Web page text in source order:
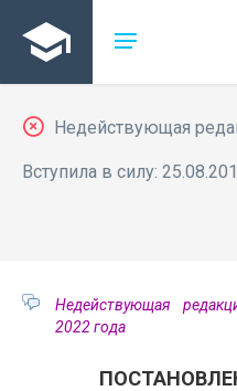
Недействующая
Вступила в силу:
Недействующая
2022 года